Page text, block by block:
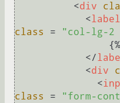
<div
<label
class
= "col-lg-2
</
<div
<
class
= "form-